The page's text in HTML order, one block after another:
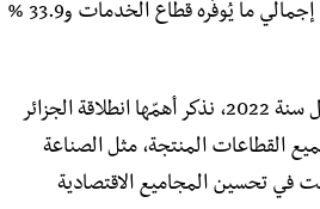
و53 وظيفة عام 2022، منها 74.3 % في القطاع الخاص، و42.7 من إجمالي ما يُوفّره قطاع الخدمات و33.9 %
من جهته، تضمّن التقرير 22 ملاحظة حول وضع اقتصاد الجزائر خلال سنة 2022، نذكر أهمّها انطلاقة الجزائر
القطاعات المنتجة، مثل الصناعة
في تحسين المجاميع الاقتصادية